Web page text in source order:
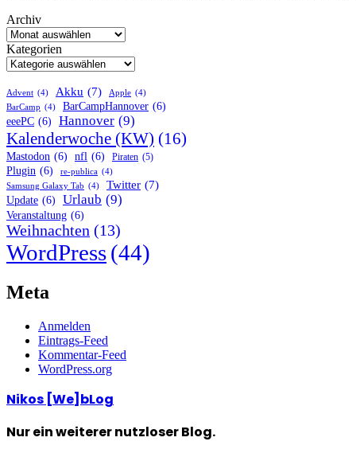
Archiv
Kategorien
Advent (4) Akku (7) Apple (4)
BarCamp (4) BarCampHannover (6)
eeePC (6) Hannover (9)
Kalenderwoche (KW) (16)
Mastodon (6) nfl (6) Piraten (5)
Plugin (6) re-publica (4)
Samsung Galaxy Tab (4) Twitter (7)
Update (6) Urlaub (9)
Veranstaltung (6)
Weihnachten (13)
WordPress(44)
Meta
Anmelden
Eintrags-Feed
Kommentar-Feed
WordPress.org
Nikos [We]bLog
Nur ein weiterer nutzloser Blog.